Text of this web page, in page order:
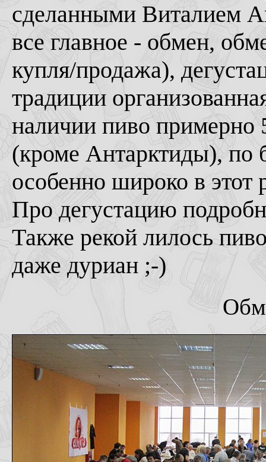
сделанными Виталием
все главное - обмен,
купля/продажа),
традиции
наличии пиво примерно
(кроме Антарктиды), по
особенно широко в этот
Про дегустацию
Также рекой лилось
даже дуриан ;-)